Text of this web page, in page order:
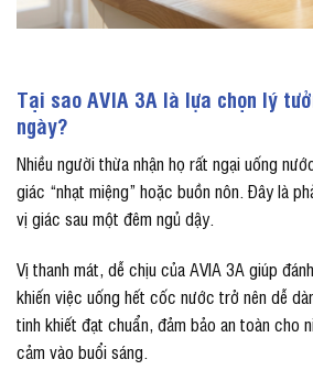
Tại sao AVIA 3A là lựa chọn lý
ngày?
Nhiều người thừa nhận họ rất ngại uống
giác “nhạt miệng” hoặc buồn nôn. Đây là
vị giác sau một đêm ngủ dậy.
Vị thanh mát, dễ chịu của AVIA 3A giúp
khiến việc uống hết cốc nước trở nên dễ
tinh khiết đạt chuẩn, đảm bảo an toàn cho
cảm vào buổi sáng.